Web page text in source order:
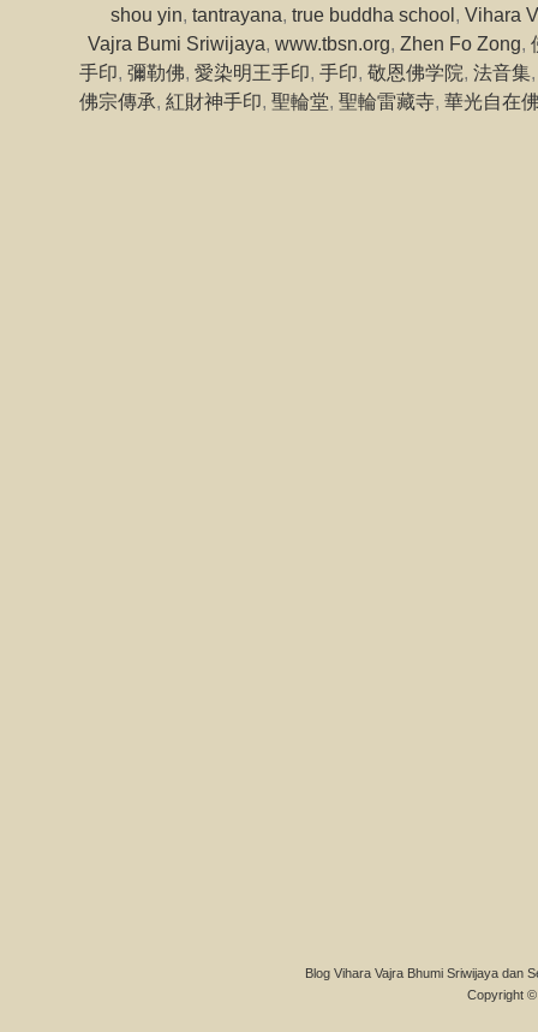
shou yin, tantrayana, true buddha school, Vihara
Vajra Bumi Sriwijaya, www.tbsn.org, Zhen Fo Zong,
手印, 彌勒佛, 愛染明王手印, 手印, 敬恩佛学院, 法音集
佛宗傳承, 紅財神手印, 聖輪堂, 聖輪雷藏寺, 華光自在
Blog Vihara Vajra Bhumi Sriwijaya dan
Copyright ©